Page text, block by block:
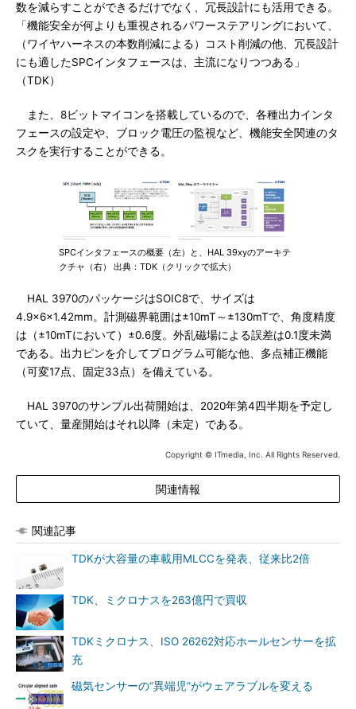
数を減らすことができるだけでなく、冗長設計にも活用できる。
「機能安全が何よりも重視されるパワーステアリングにおいて、
（ワイヤハーネスの本数削減による）コスト削減の他、冗長設計
にも適したSPCインタフェースは、主流になりつつある」
（TDK）
また、8ビットマイコンを搭載しているので、各種出力インタ
フェースの設定や、ブロック電圧の監視など、機能安全関連のタ
スクを実行することができる。
SPCインタフェースの概要（左）と、HAL 39xyのアーキテ
クチャ（右） 出典：TDK（クリックで拡大）
HAL 3970のパッケージはSOIC8で、サイズは
4.9×6×1.42mm。計測磁界範囲は±10mT～±130mTで、角度精度
は（±10mTにおいて）±0.6度。外乱磁場による誤差は0.1度未満
である。出力ピンを介してプログラム可能な他、多点補正機能
（可変17点、固定33点）を備えている。
HAL 3970のサンプル出荷開始は、2020年第4四半期を予定し
ていて、量産開始はそれ以降（未定）である。
Copyright © ITmedia, Inc. All Rights Reserved.
関連情報
関連記事
TDKが大容量の車載用MLCCを発表、従来比2倍
TDK、ミクロナスを263億円で買収
TDKミクロナス、ISO 26262対応ホールセンサーを拡
充
磁気センサーの“異端児”がウェアラブルを変える